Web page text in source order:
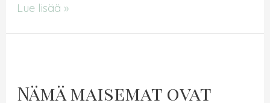
Tarinahetki
Lue lisää »
Nämä maisemat ovat